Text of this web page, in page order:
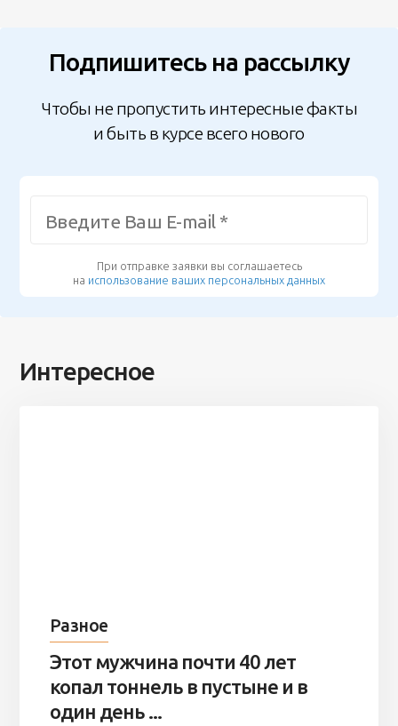
Подпишитесь на рассылку
Чтобы не пропустить интересные факты
и быть в курсе всего нового
При отправке заявки вы соглашаетесь
на использование ваших персональных данных
Интересное
Разное
Этот мужчина почти 40 лет
копал тоннель в пустыне и в
один день ...